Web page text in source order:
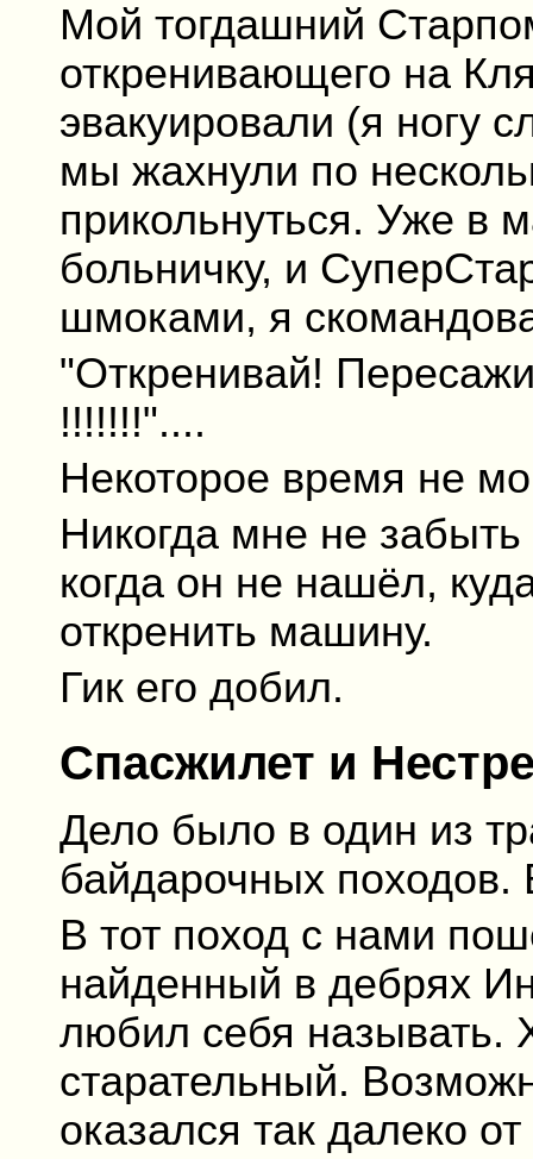
Мой тогдашний
откренивающего на
эвакуировали (я ногу
мы жахнули по
прикольнуться. Уже в
больничку, и
шмоками, я
"Откренивай!
!!!!!!!"....
Некоторое время не
Никогда мне не
когда он не нашёл,
откренить машину.
Гик его добил.
Спасжилет и
Дело было в один из
байдарочных походов.
В тот поход с нами
найденный в дебрях
любил себя называть.
старательный.
оказался так далеко